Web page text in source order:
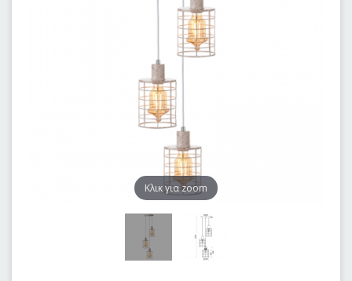
Kλικ για zoom